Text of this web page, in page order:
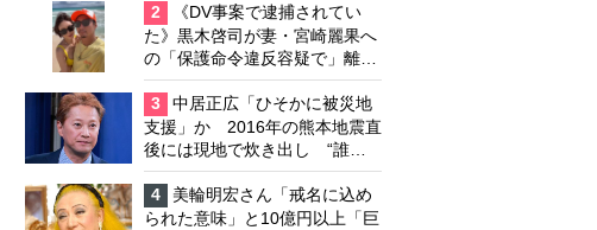
2
《DV事案で逮捕されてい
た》黒木啓司が妻・宮崎麗果へ
の「保護命令違反容疑で」離婚
協議は「第二ステージ」へ
3
中居正広「ひそかに被災地
支援」か 2016年の熊本地震直
後には現地で炊き出し “誰に
も知られなくて良い”と、むし
ろ強まる福祉活動への思い
4
美輪明宏さん「戒名に込め
られた意味」と10億円以上「巨